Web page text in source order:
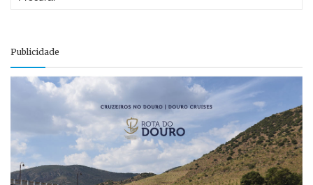
Publicidade